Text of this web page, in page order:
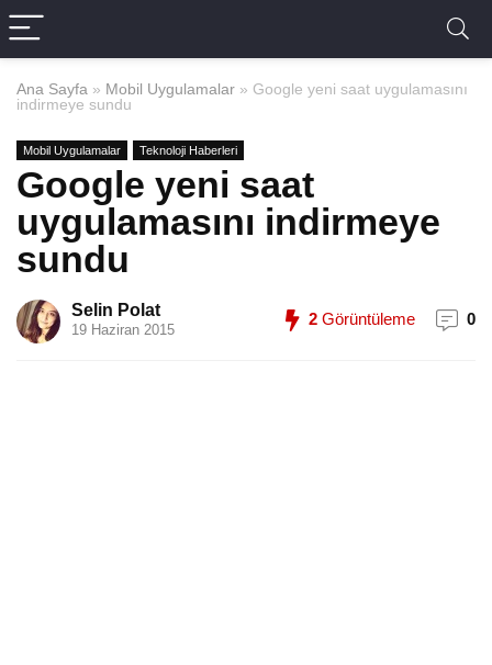
Ana Sayfa » Mobil Uygulamalar » Google yeni saat uygulamasını
indirmeye sundu
Mobil Uygulamalar Teknoloji Haberleri
Google yeni saat
uygulamasını indirmeye
sundu
Selin Polat
19 Haziran 2015
2 Görüntüleme 0